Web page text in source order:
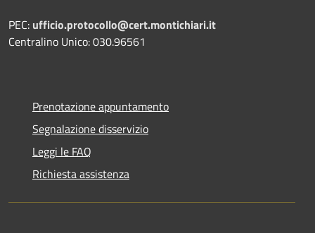
PEC: ufficio.protocollo@cert.montichiari.it
Centralino Unico: 030.96561
Prenotazione appuntamento
Segnalazione disservizio
Leggi le FAQ
Richiesta assistenza